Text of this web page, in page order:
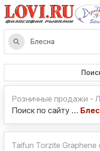
Розничные продажи -
Поиск по сайту …
Taifun Torzite Graphene